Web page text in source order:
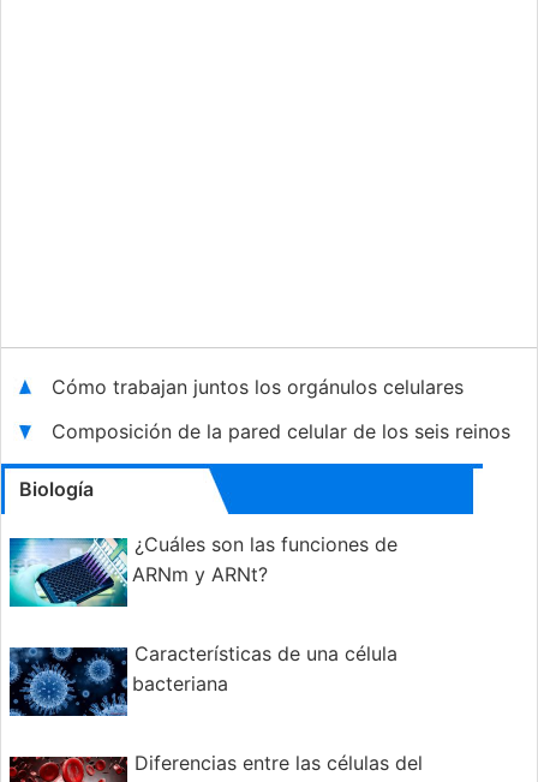
Cómo trabajan juntos los orgánulos celulares
Composición de la pared celular de los seis reinos
Biología
¿Cuáles son las funciones de
ARNm y ARNt?
Características de una célula
bacteriana
Diferencias entre las células del